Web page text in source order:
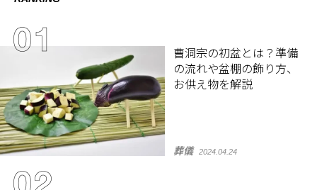
曹洞宗の初盆とは？準備
の流れや盆棚の飾り方、
お供え物を解説
葬儀 2024.04.24